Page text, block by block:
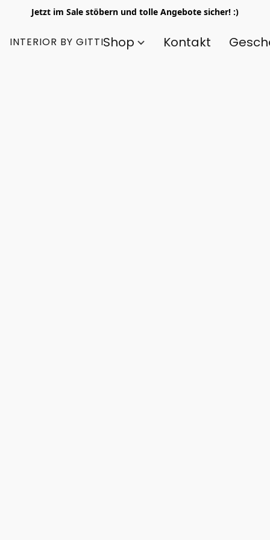
Jetzt im Sale stöbern und tolle Angebote sicher! :)
INTERIOR BY GITTIShop Kontakt